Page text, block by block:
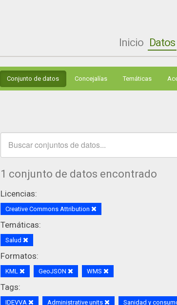
Inicio Datos
Conjunto de datos Concejalías Temáticas
1 conjunto de datos encontrado
Licencias:
Creative Commons Attribution
Temáticas:
Salud
Formatos:
KML GeoJSON WMS
Tags:
IDEVVA Administrative units Sanidad y